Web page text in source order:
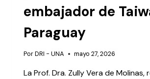
embajador de
Paraguay
PorDRI - UNA mayo 27, 2026
La Prof. Dra. Zully Vera de